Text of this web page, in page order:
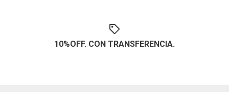
10%OFF. CON TRANSFERENCIA.